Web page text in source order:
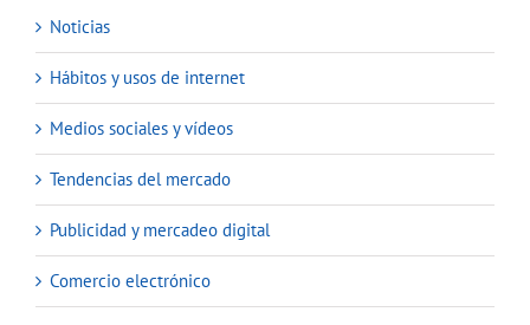
Noticias
Hábitos y usos de internet
Medios sociales y vídeos
Tendencias del mercado
Publicidad y mercadeo digital
Comercio electrónico